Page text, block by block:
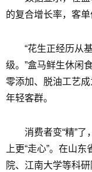
的复合增长率，客
“花生正经历从
级。”盒马鲜生休闲
零添加、脱油工艺
年轻客群。
消费者变“精”了
上更“走心”。在山
院、江南大学等科